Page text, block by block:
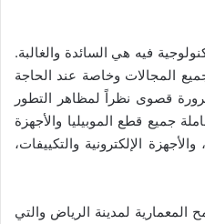
فيه هي السائدة والغالبة.
المجالات وخاصة عند الحاجة
قصوى نظراً لمظاهر التطور
جميع قطع الموبيليا والأجهزة
الإلكترونية والتكييفات،
المعمارية لمدينة الرياض والتي